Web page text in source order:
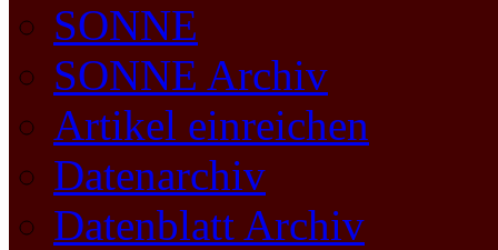
SONNE
SONNE Archiv
Artikel einreichen
Datenarchiv
Datenblatt Archiv